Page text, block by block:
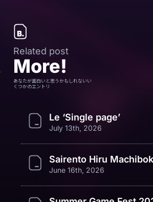
Related post
More!
あなたが面白いと思うかもしれないい
くつかのエントリ
Le ‘Single page’
July 13th, 2026
Sairento Hiru
June 16th, 2026